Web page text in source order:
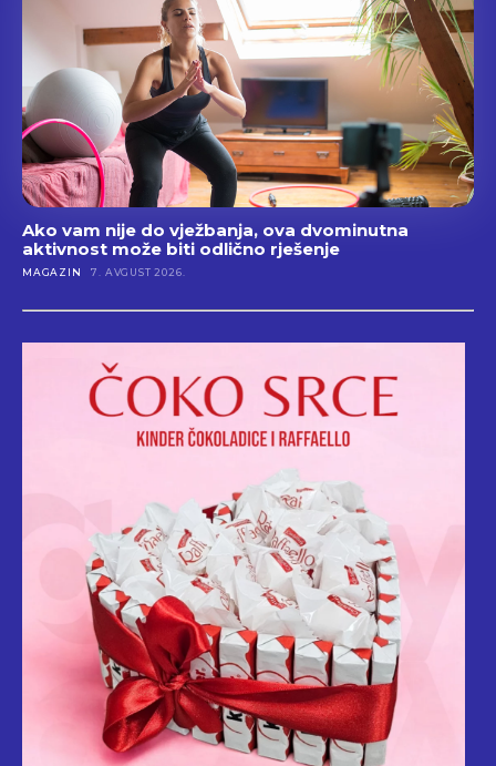
Ako vam nije do vježbanja, ova dvominutna
aktivnost može biti odlično rješenje
MAGAZIN 7. AVGUST 2026.